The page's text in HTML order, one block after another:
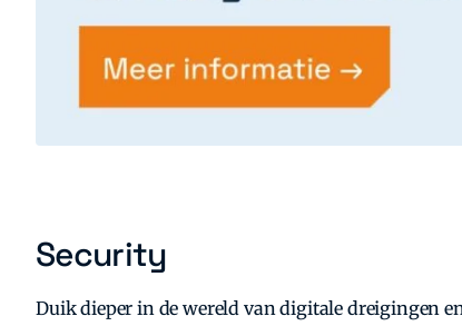
Security
Duik dieper in de wereld van digitale dreigingen